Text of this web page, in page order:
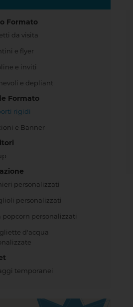
Formato
da visita
e flyer
e inviti
e depliant
Formato
rigidi
e Banner
personalizzati
personalizzati
popcorn personalizzati
d'acqua
temporanei